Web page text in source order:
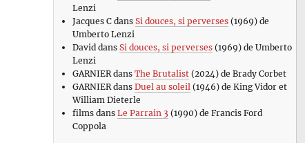
Lenzi
Jacques Cdans Si douces, si perverses(1969) de
Umberto Lenzi
David dans Si douces, si perverses(1969) de Umberto
Lenzi
GARNIERdans The Brutalist(2024) de Brady Corbet
GARNIERdans Duel au soleil (1946) de King Vidor et
William Dieterle
filmsdans Le Parrain 3 (1990) de Francis Ford
Coppola